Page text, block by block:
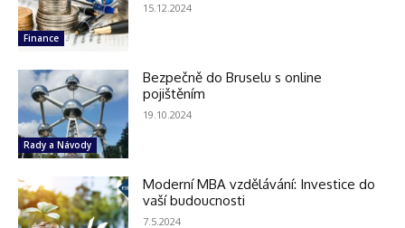
Finance
15.12.2024
Rady a Návody
Bezpečně do Bruselu s online
pojištěním
19.10.2024
Moderní MBA vzdělávání: Investice do
vaší budoucnosti
7.5.2024